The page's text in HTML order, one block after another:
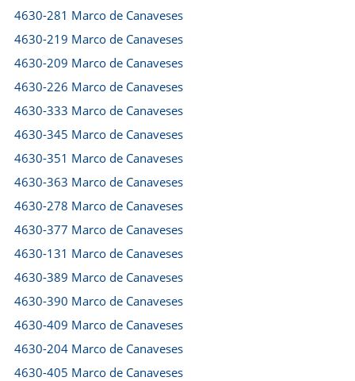
4630-281 Marco de Canaveses
4630-219 Marco de Canaveses
4630-209 Marco de Canaveses
4630-226 Marco de Canaveses
4630-333 Marco de Canaveses
4630-345 Marco de Canaveses
4630-351 Marco de Canaveses
4630-363 Marco de Canaveses
4630-278 Marco de Canaveses
4630-377 Marco de Canaveses
4630-131 Marco de Canaveses
4630-389 Marco de Canaveses
4630-390 Marco de Canaveses
4630-409 Marco de Canaveses
4630-204 Marco de Canaveses
4630-405 Marco de Canaveses